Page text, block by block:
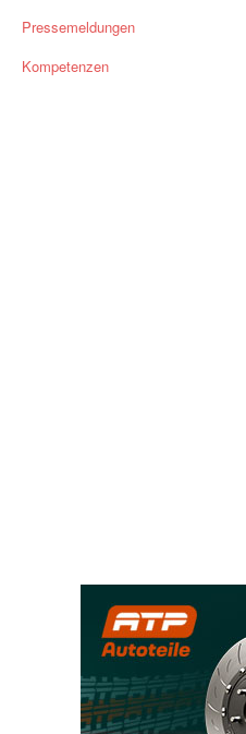
Pressemeldungen
Kompetenzen